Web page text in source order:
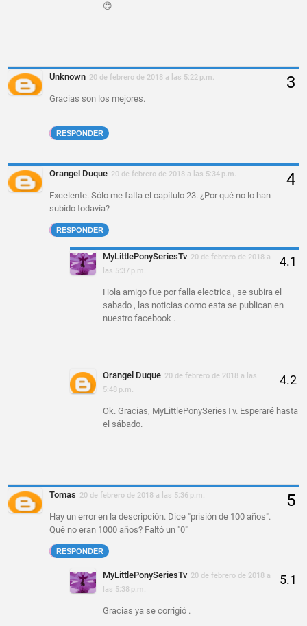
😍
Unknown 20 de febrero de 2018 a las 5:22 p.m.
Gracias son los mejores.
RESPONDER
Orangel Duque 20 de febrero de 2018 a las 5:34 p.m.
Excelente. Sólo me falta el capítulo 23. ¿Por qué no lo han
subido todavía?
RESPONDER
MyLittlePonySeriesTv 20 de febrero de 2018 a
las 5:37 p.m.
Hola amigo fue por falla electrica , se subira el
sabado , las noticias como esta se publican en
nuestro facebook .
Orangel Duque 20 de febrero de 2018 a las
5:48 p.m.
Ok. Gracias, MyLittlePonySeriesTv. Esperaré hasta
el sábado.
Tomas 20 de febrero de 2018 a las 5:36 p.m.
Hay un error en la descripción. Dice "prisión de 100 años".
Qué no eran 1000 años? Faltó un "0"
RESPONDER
MyLittlePonySeriesTv 20 de febrero de 2018 a
las 5:38 p.m.
Gracias ya se corrigió .